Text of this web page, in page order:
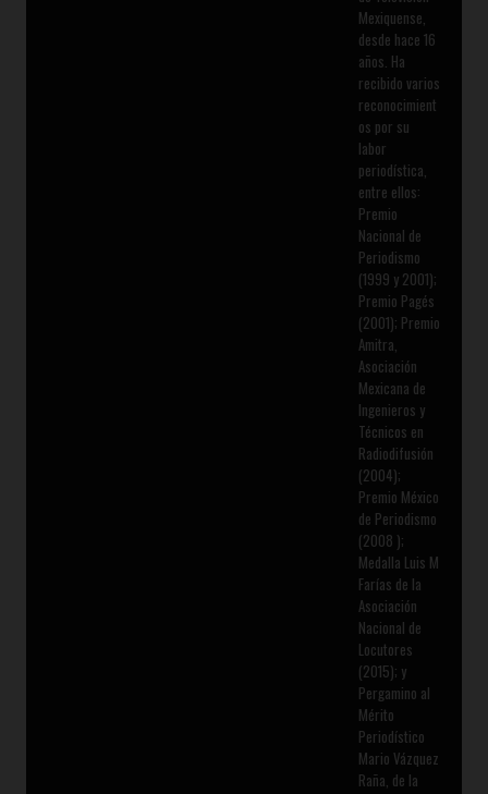
Mexiquense,
desde hace 16
años. Ha
recibido varios
reconocimient
os por su
labor
periodística,
entre ellos:
Premio
Nacional de
Periodismo
(1999 y 2001);
Premio Pagés
(2001); Premio
Amitra,
Asociación
Mexicana de
Ingenieros y
Técnicos en
Radiodifusión
(2004);
Premio México
de Periodismo
(2008 );
Medalla Luis M
Farías de la
Asociación
Nacional de
Locutores
(2015); y
Pergamino al
Mérito
Periodístico
Mario Vázquez
Raña, de la